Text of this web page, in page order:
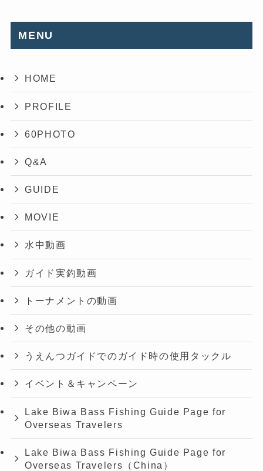
MENU
HOME
PROFILE
60PHOTO
Q&A
GUIDE
MOVIE
水中動画
ガイド実釣動画
トーナメントの動画
その他の動画
うえんつガイドでのガイド時の使用タックル
イベント＆キャンペーン
Lake Biwa Bass Fishing Guide Page for
Overseas Travelers
Lake Biwa Bass Fishing Guide Page for
Overseas Travelers（China）